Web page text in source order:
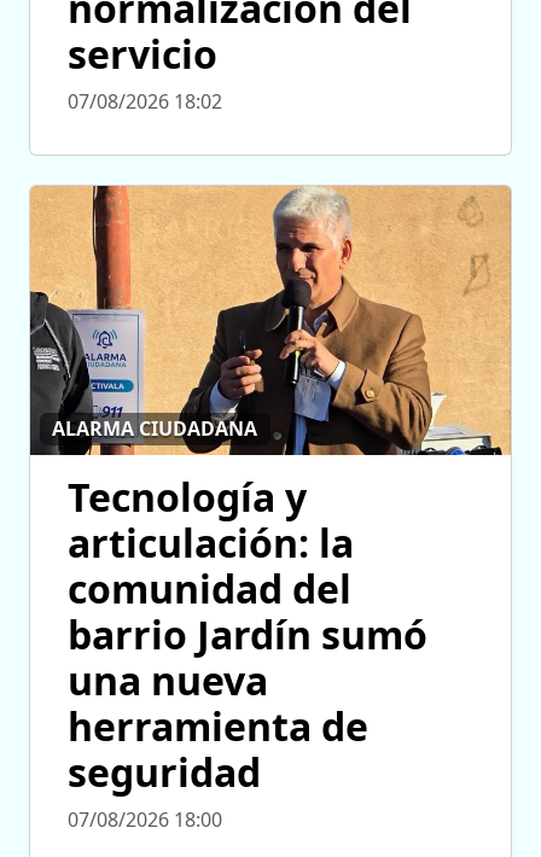
servicio
07/08/2026 18:02
ALARMA CIUDADANA
Tecnología y
articulación: la
comunidad del
barrio Jardín sumó
una nueva
herramienta de
seguridad
07/08/2026 18:00